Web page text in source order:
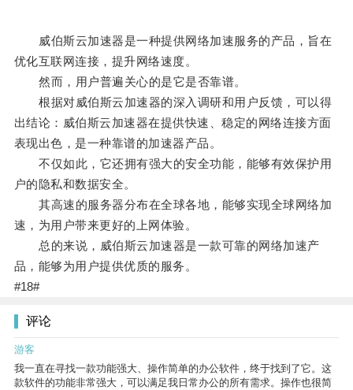
威伯斯云加速器是一种提供网络加速服务的产品，旨在
优化互联网连接，提升网络速度。
然而，用户普遍关心的是它是否靠谱。
根据对威伯斯云加速器的深入调研和用户反馈，可以得
出结论：威伯斯云加速器在提供快速、稳定的网络连接方面
表现出色，是一种靠谱的加速器产品。
不仅如此，它还拥有强大的安全功能，能够有效保护用
户的隐私和数据安全。
其高速的服务器分布在全球各地，能够实现全球网络加
速，为用户带来更好的上网体验。
总的来说，威伯斯云加速器是一款可靠的网络加速产
品，能够为用户提供优质的服务。
#18#
评论
游客
我一直在寻找一款功能强大、操作简单的办公软件，终于找到了它。这
款软件的功能非常强大，可以满足我日常办公的所有需求。操作也很简